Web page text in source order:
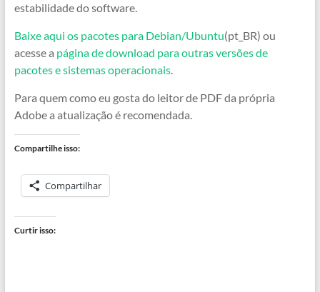
estabilidade do software.
Baixe aqui os pacotes para Debian/Ubuntu(pt_BR) ou
acesse a página de download para outras versões de
pacotes e sistemas operacionais.
Para quem como eu gosta do leitor de PDF da própria
Adobe a atualização é recomendada.
Compartilhe isso:
Compartilhar
Curtir isso: